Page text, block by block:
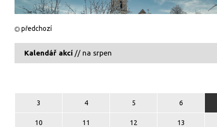
předchozí
Kalendář akcí // na srpen
3 4 5 6
10 11 12 13